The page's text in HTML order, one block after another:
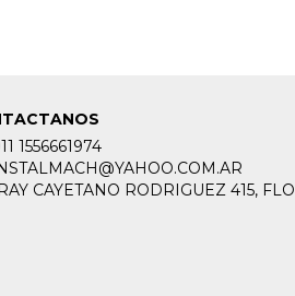
1556661974
INSTALMACH@YAHOO.COM.AR
CAYETANO RODRIGUEZ 415,